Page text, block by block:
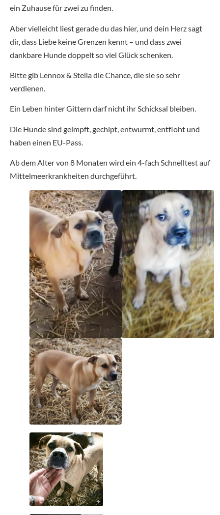
ein Zuhause für zwei zu finden.
Aber vielleicht liest gerade du das hier, und dein Herz sagt
dir, dass Liebe keine Grenzen kennt – und dass zwei
dankbare Hunde doppelt so viel Glück schenken.
Bitte gib Lennox & Stella die Chance, die sie so sehr
verdienen.
Ein Leben hinter Gittern darf nicht ihr Schicksal bleiben.
Die Hunde sind geimpft, gechipt, entwurmt, entfloht und
haben einen EU-Pass.
Ab dem Alter von 8 Monaten wird ein 4-fach Schnelltest auf
Mittelmeerkrankheiten durchgeführt.